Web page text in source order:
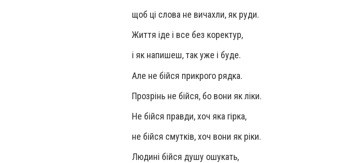
щоб ці слова не вичахли, як руди.
Життя іде і все без коректур,
і як напишеш, так уже і буде.
Але не бійся прикрого рядка.
Прозрінь не бійся, бо вони як ліки.
Не бійся правди, хоч яка гірка,
не бійся смутків, хоч вони як ріки.
Людині бійся душу ошукать,